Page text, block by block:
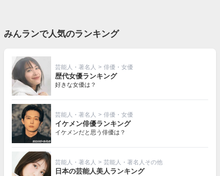
みんランで人気のランキング
芸能人・著名人 > 俳優・女優
歴代女優ランキング
好きな女優は？
芸能人・著名人 > 俳優・女優
イケメン俳優ランキング
イケメンだと思う俳優は？
芸能人・著名人 > 芸能人・著名人その他
日本の芸能人美人ランキング